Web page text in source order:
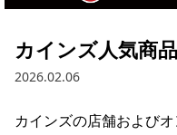
カインズ人気商
2026.02.06
カインズの店舗および